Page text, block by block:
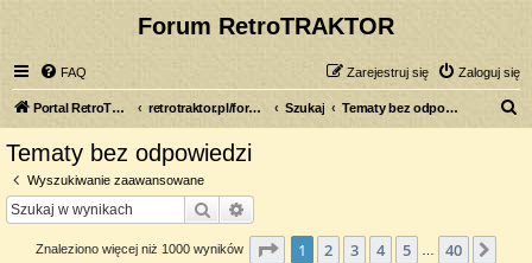
Forum RetroTRAKTOR
FAQ Zaloguj się
Zarejestruj się
Portal RetroTRAKTOR.pl retrotraktor.pl/forum Szukaj Tematy bez odpowiedzi
Tematy bez odpowiedzi
Wyszukiwanie zaawansowane
Szukaj
Znaleziono więcej niż 1000 wyników Strona z40
1 2 3 4 5 40